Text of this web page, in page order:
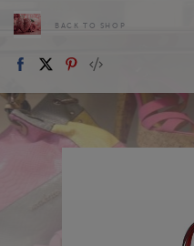
BACK TO SHOP